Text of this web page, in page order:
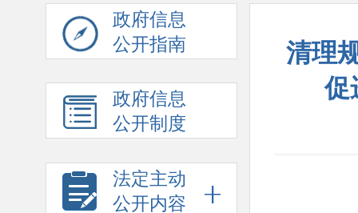
政府信息
公开指南
政府信息
公开制度
法定主动
公开内容
清理
促